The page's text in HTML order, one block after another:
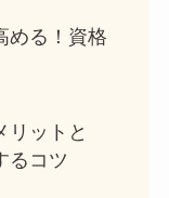
める！資格
リットと
るコツ